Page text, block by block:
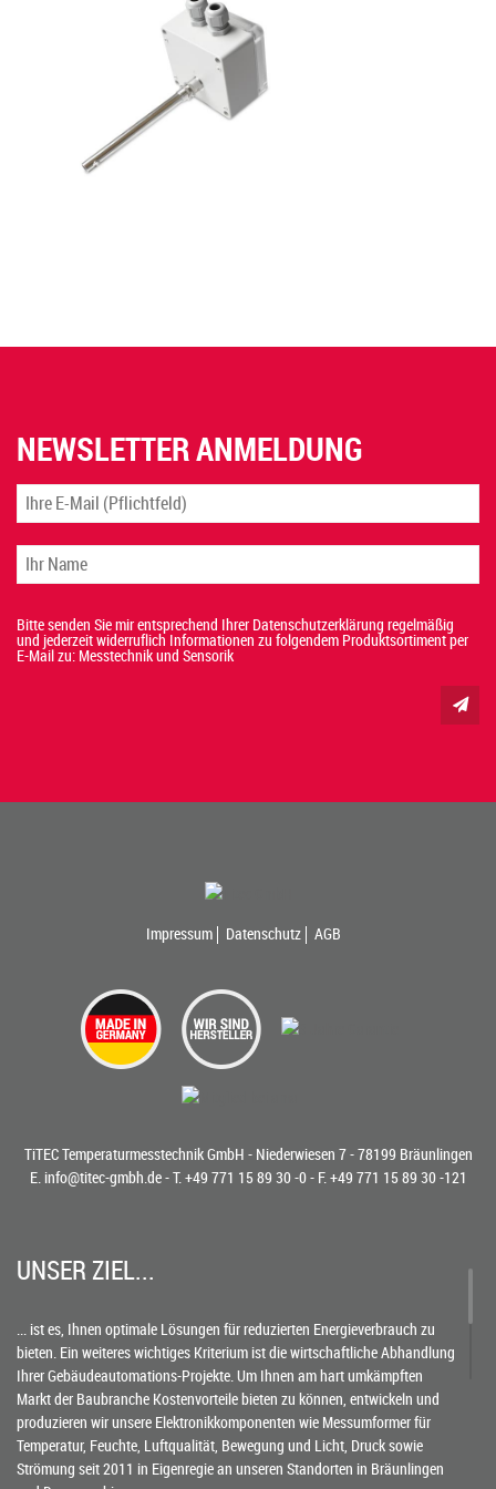
NEWSLETTER ANMELDUNG
Bitte senden Sie mir entsprechend Ihrer Datenschutzerklärung regelmäßig
und jederzeit widerruflich Informationen zu folgendem Produktsortiment per
E-Mail zu: Messtechnik und Sensorik
Impressum Datenschutz AGB
TiTEC Temperaturmesstechnik GmbH - Niederwiesen 7 - 78199 Bräunlingen
E. info@titec-gmbh.de- T. +49 771 15 89 30 -0- F. +49 771 15 89 30 -121
UNSER ZIEL...
... ist es, Ihnen optimale Lösungen für reduzierten Energieverbrauch zu
bieten. Ein weiteres wichtiges Kriterium ist die wirtschaftliche Abhandlung
Ihrer Gebäudeautomations-Projekte. Um Ihnen am hart umkämpften
Markt der Baubranche Kostenvorteile bieten zu können, entwickeln und
produzieren wir unsere Elektronikkomponenten wie Messumformer für
Temperatur, Feuchte, Luftqualität, Bewegung und Licht, Druck sowie
Strömung seit 2011 in Eigenregie an unseren Standorten in Bräunlingen